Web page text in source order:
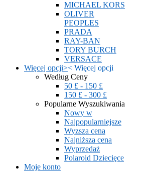
MICHAEL KORS
OLIVER
PEOPLES
PRADA
RAY-BAN
TORY BURCH
VERSACE
Więcej opcji>< Więcej opcji
Według Ceny
50 £ - 150 £
150 £ - 300 £
Popularne Wyszukiwania
Nowy w
Najpopularniejsze
Wyzsza cena
Najniższa cena
Wyprzedaż
Polaroid Dziecięce
Moje konto